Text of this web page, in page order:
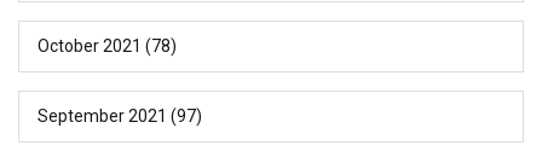
October 2021 (78)
September 2021 (97)